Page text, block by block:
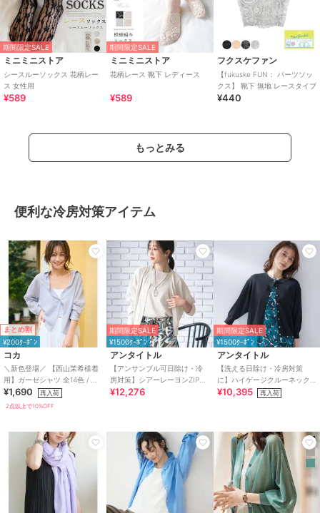
期間限定SALE
ミニミニストア
シースルーソックス 花柄レー
ス 女性用
¥589
期間限定SALE
ミニミニストア
花柄レース 靴下 レディース
¥589
フクスケファン
【fukuske FUN： パーツソッ
クス】 靴下 無地 レースタイプ
¥440
もっとみる
便利な冷房対策アイテム
まとめ割
¥200ｸｰﾎﾟﾝ
コカ
＼新色登場／ 【西山茉希様着
用】ガーゼシャツ 全14色 / 冷
房対策
¥1,690 再入荷
2点以上で10%OFF
期間限定SALE
¥1500ｸｰﾎﾟﾝ
アンタイトル
【アンサンブル可日除け・冷
房対策】シアーレーヨンZIPカ
ーディガン
¥12,276
期間限定SALE
¥1500ｸｰﾎﾟﾝ
アンタイトル
【洗える日除け・冷房対策
に】ハイゲージクルーネック
カーディガン
¥10,395 再入荷